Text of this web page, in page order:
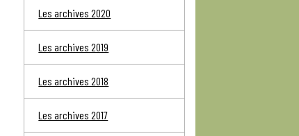
Les archives 2020
Les archives 2019
Les archives 2018
Les archives 2017